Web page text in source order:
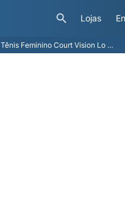
Lojas
Tênis Feminino Court Vision Lo Be - Branco